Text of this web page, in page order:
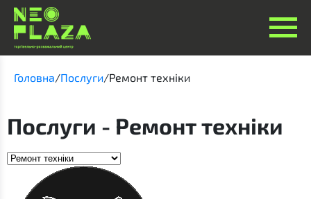
Головна/Послуги/Ремонт техніки
Послуги - Ремонт техніки